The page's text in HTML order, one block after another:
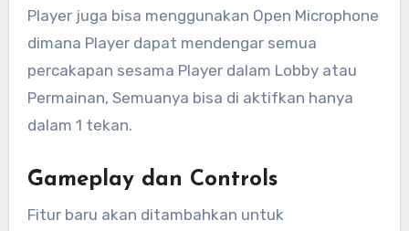
Player juga bisa menggunakan Open Microphone
dimana Player dapat mendengar semua
percakapan sesama Player dalam Lobby atau
Permainan, Semuanya bisa di aktifkan hanya
dalam 1 tekan.
Gameplay dan Controls
Fitur baru akan ditambahkan untuk